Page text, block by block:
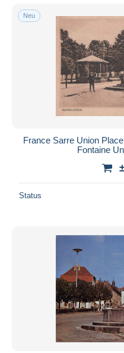
Neu
France Sarre Union
Fontaine
Status